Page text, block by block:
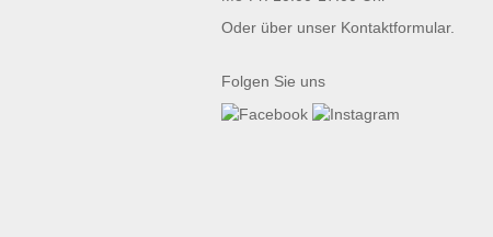
Oder über unser Kontaktformular.
Folgen Sie uns